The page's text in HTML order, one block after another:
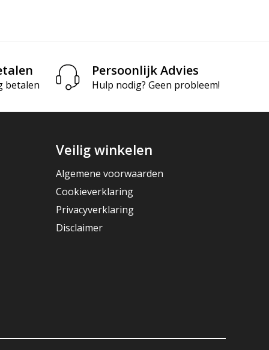
betalen
Persoonlijk Advies
Hulp nodig? Geen probleem!
Veilig winkelen
Algemene voorwaarden
Cookieverklaring
Privacyverklaring
Disclaimer